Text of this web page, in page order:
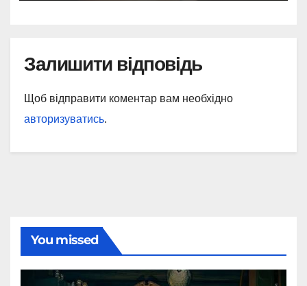
Залишити відповідь
Щоб відправити коментар вам необхідно
авторизуватись.
You missed